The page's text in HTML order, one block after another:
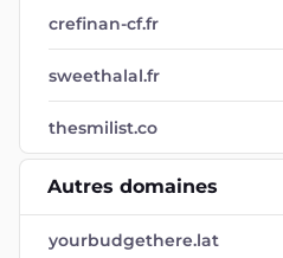
crefinan-cf.fr
sweethalal.fr
thesmilist.co
Autres domaines
yourbudgethere.lat